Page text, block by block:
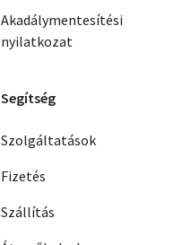
Akadálymentesítési
nyilatkozat
Segítség
Szolgáltatások
Fizetés
Szállítás